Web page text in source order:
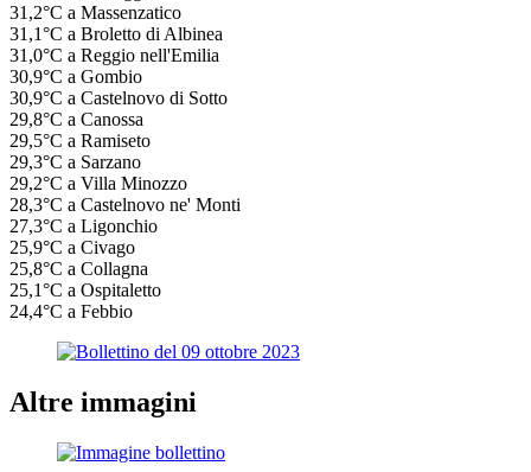
31,2°C a Massenzatico
31,1°C a Broletto di Albinea
31,0°C a Reggio nell'Emilia
30,9°C a Gombio
30,9°C a Castelnovo di Sotto
29,8°C a Canossa
29,5°C a Ramiseto
29,3°C a Sarzano
29,2°C a Villa Minozzo
28,3°C a Castelnovo ne' Monti
27,3°C a Ligonchio
25,9°C a Civago
25,8°C a Collagna
25,1°C a Ospitaletto
24,4°C a Febbio
Altre immagini